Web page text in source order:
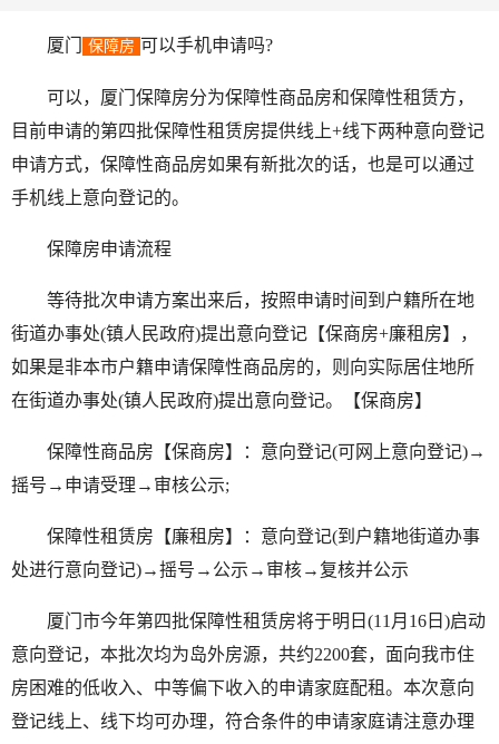
厦门 保障房 可以手机申请吗?
可以，厦门保障房分为保障性商品房和保障性租赁方，
目前申请的第四批保障性租赁房提供线上+线下两种意向登记
申请方式，保障性商品房如果有新批次的话，也是可以通过
手机线上意向登记的。
保障房申请流程
等待批次申请方案出来后，按照申请时间到户籍所在地
街道办事处(镇人民政府)提出意向登记【保商房+廉租房】，
如果是非本市户籍申请保障性商品房的，则向实际居住地所
在街道办事处(镇人民政府)提出意向登记。【保商房】
保障性商品房【保商房】：意向登记(可网上意向登记)→
摇号→申请受理→审核公示;
保障性租赁房【廉租房】：意向登记(到户籍地街道办事
处进行意向登记)→摇号→公示→审核→复核并公示
厦门市今年第四批保障性租赁房将于明日(11月16日)启动
意向登记，本批次均为岛外房源，共约2200套，面向我市住
房困难的低收入、中等偏下收入的申请家庭配租。本次意向
登记线上、线下均可办理，符合条件的申请家庭请注意办理